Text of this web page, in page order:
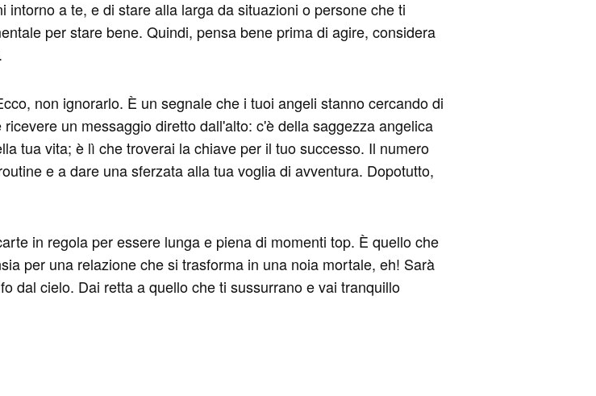
a te, e di stare alla larga da situazioni o persone che ti
per stare bene. Quindi, pensa bene prima di agire, considera
non ignorarlo. È un segnale che i tuoi angeli stanno cercando di
un messaggio diretto dall'alto: c'è della saggezza angelica
tua vita; è lì che troverai la chiave per il tuo successo. Il numero
e a dare una sferzata alla tua voglia di avventura. Dopotutto,
in regola per essere lunga e piena di momenti top. È quello che
per una relazione che si trasforma in una noia mortale, eh! Sarà
dal cielo. Dai retta a quello che ti sussurrano e vai tranquillo